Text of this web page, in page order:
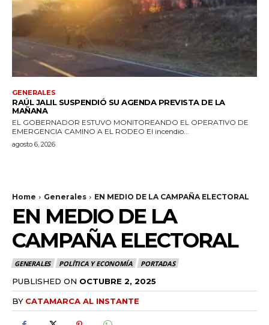
GENERALES
RAÚL JALIL SUSPENDIÓ SU AGENDA PREVISTA DE LA
MAÑANA
EL GOBERNADOR ESTUVO MONITOREANDO EL OPERATIVO DE
EMERGENCIA CAMINO A EL RODEO El incendio...
agosto 6, 2026